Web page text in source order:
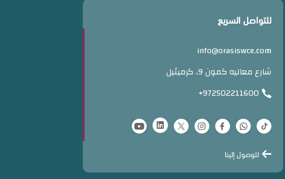
للتواصل السريع
info@orasiswce.com
شارع معاليه كمون 9، كرميئيل
+972502211600
للوصول إلينا